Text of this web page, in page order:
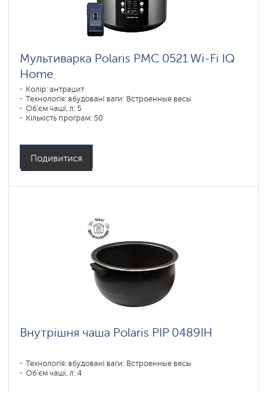
Мультиварка Polaris PMC 0521 Wi-Fi IQ
Home
Колір: антрацит
Технологія: вбудовані ваги: Встроенные весы
Об'єм чаші, л: 5
Кількість програм: 50
Подивитися
Внутрішня чаша Polaris PIP 0489IH
Технологія: вбудовані ваги: Встроенные весы
Об'єм чаші, л: 4